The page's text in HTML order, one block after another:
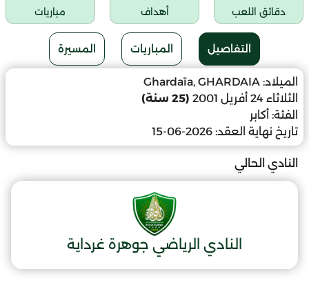
دقائق اللعب أهداف مباريات
التفاصيل المباريات المسيرة
الميلاد: Ghardaïa, GHARDAIA
الثلاثاء 24 أفريل 2001
(25 سنة)
الفئة: أكابر
تاريخ نهاية العقد: 2026-06-15
النادي الحالي
النادي الرياضي جوهرة غرداية